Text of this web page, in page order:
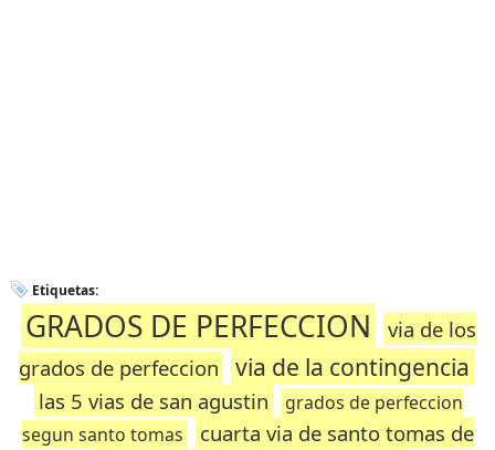
Etiquetas:
GRADOS DE PERFECCION
via de los
grados de perfeccion
via de la contingencia
las 5 vias de san agustin
grados de perfeccion
segun santo tomas
cuarta via de santo tomas de